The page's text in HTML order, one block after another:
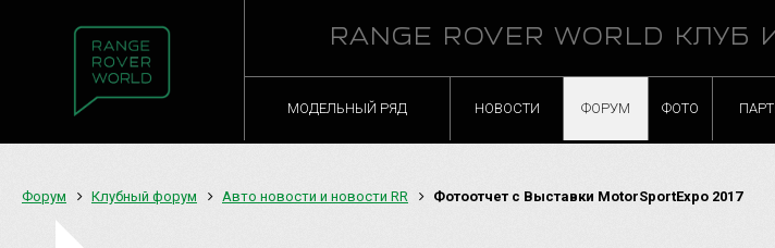
RANGE ROVER WORLD
МОДЕЛЬНЫЙ РЯД НОВОСТИ ФОРУМ ФОТО
Форум Клубный форум Авто новости и новости RR Фотоотчет с Выставки MotorSportExpo 2017